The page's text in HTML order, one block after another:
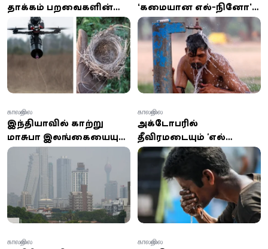
தாக்கம் பறவைகளின்
வாழ்விலும்: பைபர்-
ஆப்டிக் கேபிள்களால்
மாறும் இயற்கை சூழல்
‘கடுமையான எல்-நினோ’
ஆரம்பம்: வானிலை
மாற்றம் அதிகரிக்கும்
அபாய எச்சரிக்கை!
இந்தியாவில் காற்று
மாசுபாடு இலங்கையையும்
பாதிக்கிறது
காலநிலை
அக்டோபரில்
தீவிரமடையும் 'எல்
நினோ' காலநிலை: நீர்
முகாமைத்துவத்தை
வலுப்படுத்த விசேட திட்டம்
அறிமுகம்!
காலநிலை
காலநிலை காலநிலை